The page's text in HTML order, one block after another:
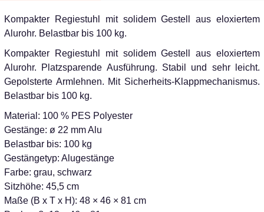
Kompakter Regiestuhl mit solidem Gestell aus eloxiertem
Alurohr. Belastbar bis 100 kg.
Kompakter Regiestuhl mit solidem Gestell aus eloxiertem
Alurohr. Platzsparende Ausführung. Stabil und sehr leicht.
Gepolsterte Armlehnen. Mit Sicherheits-Klappmechanismus.
Belastbar bis 100 kg.
Material: 100 % PES Polyester
Gestänge: ø 22 mm Alu
Belastbar bis: 100 kg
Gestängetyp: Alugestänge
Farbe: grau, schwarz
Sitzhöhe: 45,5 cm
Maße (B x T x H): 48 × 46 × 81 cm